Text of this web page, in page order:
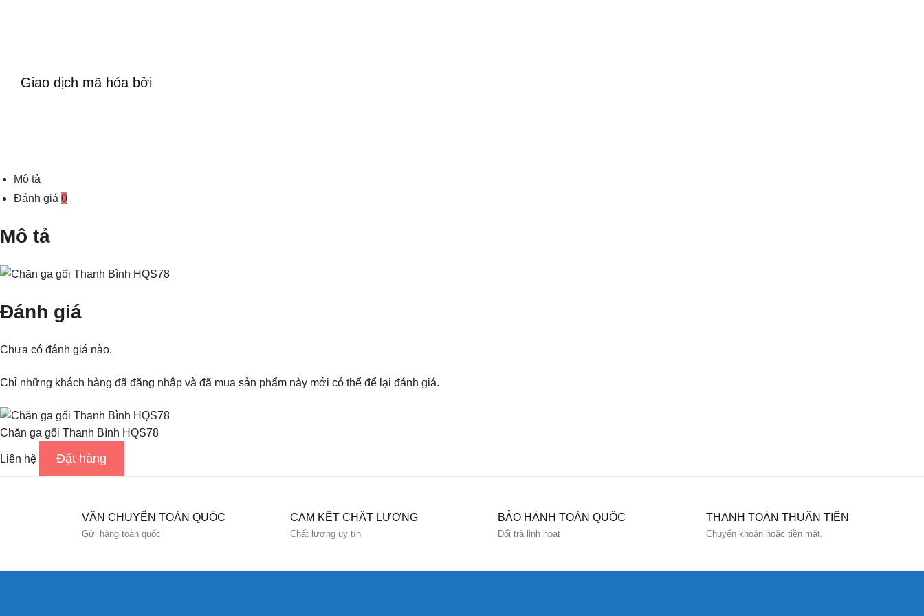
Giao dịch mã hóa bởi
Mô tả
Đánh giá 0
Mô tả
Đánh giá
Chưa có đánh giá nào.
Chỉ những khách hàng đã đăng nhập và đã mua sản phẩm này mới có thể để lại đánh giá.
Chăn ga gối Thanh Bình HQS78
Liên hệ Đặt hàng
VẬN CHUYỂN TOÀN QUỐC
Gửi hàng toàn quốc
CAM KẾT CHẤT LƯỢNG
Chất lượng uy tín
BẢO HÀNH TOÀN QUỐC
Đổi trả linh hoạt
THANH TOÁN THUẬN TIỆN
Chuyển khoản hoặc tiền mặt.